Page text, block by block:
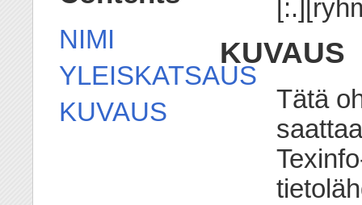
KUVAUS
Tätä
NIMI
YLEISKATSAUS
KUVAUS